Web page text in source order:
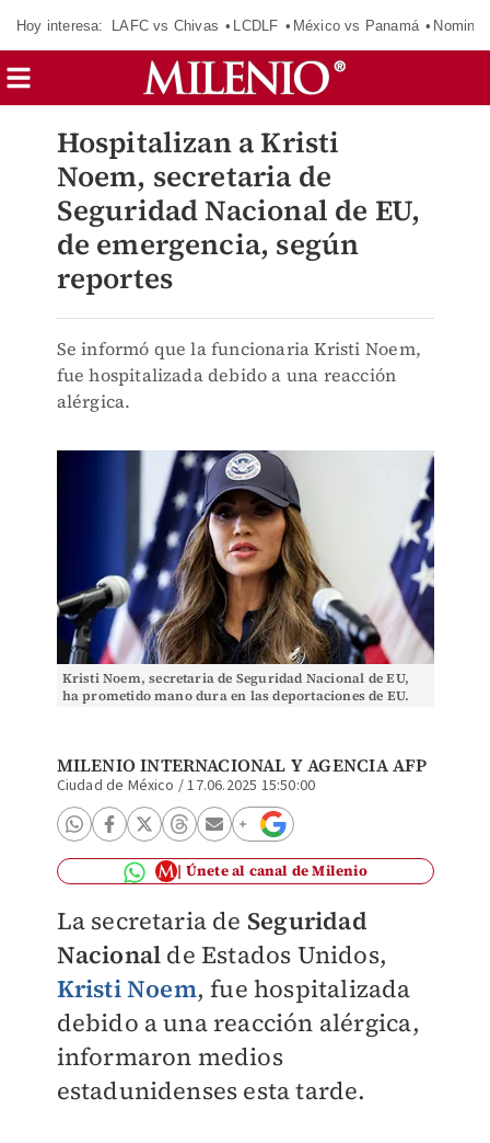
Hoy interesa: LAFC vs Chivas LCDLF México vs Panamá
Hospitalizan a Kristi
Noem, secretaria de
Seguridad Nacional de EU,
de emergencia, según
reportes
Se informó que la funcionaria Kristi Noem,
fue hospitalizada debido a una reacción
alérgica.
Kristi Noem, secretaria de Seguridad Nacional de EU,
ha prometido mano dura en las deportaciones de EU.
MILENIO INTERNACIONAL Y AGENCIA AFP
Ciudad de México /17.06.2025 15:50:00
Únete al canal de Milenio
La secretaria de Seguridad
Nacional de Estados Unidos,
Kristi Noem, fue hospitalizada
debido a una reacción alérgica,
informaron medios
estadunidenses esta tarde.